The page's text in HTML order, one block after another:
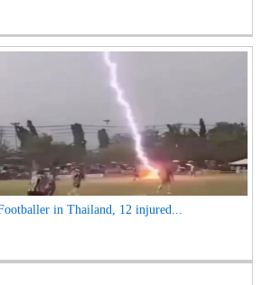
in Thailand, 12 injured...